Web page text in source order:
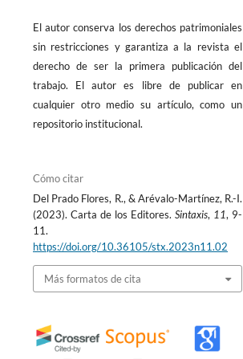
El autor conserva los derechos patrimoniales
sin restricciones y garantiza a la revista el
derecho de ser la primera publicación del
trabajo. El autor es libre de publicar en
cualquier otro medio su artículo, como un
repositorio institucional.
Cómo citar
Del Prado Flores, R., & Arévalo-Martínez, R.-I.
(2023). Carta de los Editores. Sintaxis, 11, 9-
11.
https://doi.org/10.36105/stx.2023n11.02
Más formatos de cita